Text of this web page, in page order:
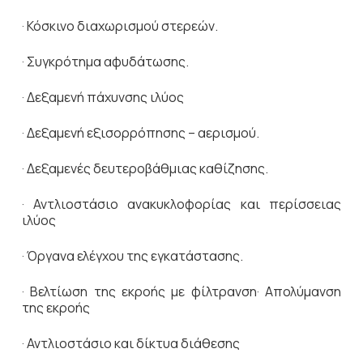
· Κόσκινο διαχωρισμού στερεών.
· Συγκρότημα αφυδάτωσης.
· Δεξαμενή πάχυνσης ιλύος
· Δεξαμενή εξισορρόπησης – αερισμού.
· Δεξαμενές δευτεροβάθμιας καθίζησης.
· Αντλιοστάσιο ανακυκλοφορίας και περίσσειας
ιλύος
· Όργανα ελέγχου της εγκατάστασης.
· Βελτίωση της εκροής με φίλτρανση· Απολύμανση
της εκροής
· Αντλιοστάσιο και δίκτυα διάθεσης